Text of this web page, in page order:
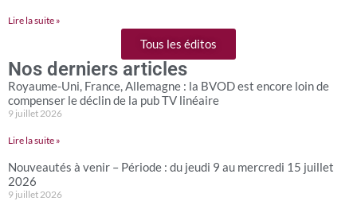
Lire la suite »
Tous les éditos
Nos derniers articles
Royaume-Uni, France, Allemagne : la BVOD est encore loin de
compenser le déclin de la pub TV linéaire
9 juillet 2026
Lire la suite »
Nouveautés à venir – Période : du jeudi 9 au mercredi 15 juillet
2026
9 juillet 2026